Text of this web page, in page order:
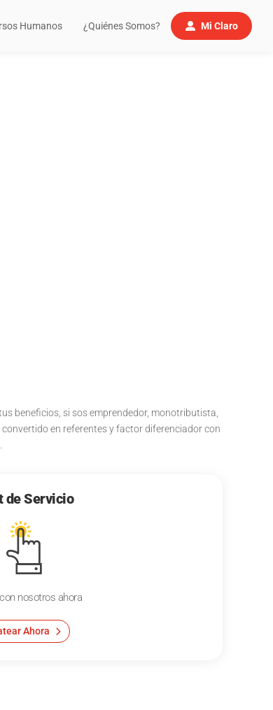
Humanos ¿Quiénes Somos? Mi Claro
beneficios, si sos emprendedor, monotributista,
en referentes y factor diferenciador con
de Servicio
nosotros ahora
Ahora